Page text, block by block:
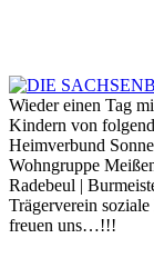
Wieder einen Tag
Kindern von
Heimverbund
Wohngruppe
Radebeul |
Trägerverein
freuen uns…!!!